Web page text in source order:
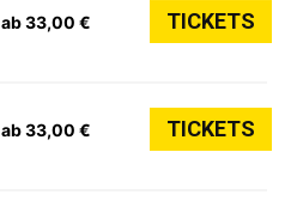
ab 33,00 € TICKETS
ab 33,00 € TICKETS